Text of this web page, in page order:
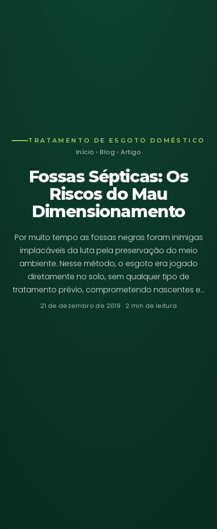
TRATAMENTO DE ESGOTO DOMÉSTICO
Início ›Blog › Artigo
Fossas Sépticas: Os
Riscos do Mau
Dimensionamento
Por muito tempo as fossas negras foram inimigas
implacáveis da luta pela preservação do meio
ambiente. Nesse método, o esgoto era jogado
diretamente no solo, sem qualquer tipo de
tratamento prévio, comprometendo nascentes e…
21 de dezembro de 2019 · 2 min de leitura